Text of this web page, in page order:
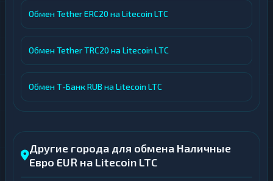
Обмен Tether ERC20 на Litecoin LTC
Обмен Tether TRC20 на Litecoin LTC
Обмен Т-Банк RUB на Litecoin LTC
Другие города для обмена Наличные
Евро EUR на Litecoin LTC